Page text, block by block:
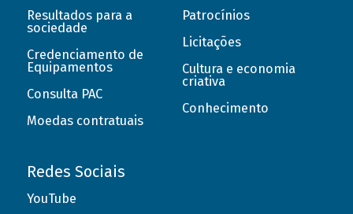
Resultados para a
sociedade
Credenciamento de
Equipamentos
Consulta PAC
Moedas contratuais
Patrocínios
Licitações
Cultura e economia
criativa
Conhecimento
Redes Sociais
YouTube